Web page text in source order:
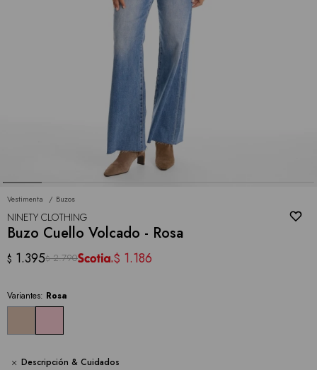
Vestimenta Buzos
NINETY CLOTHING
Buzo Cuello Volcado - Rosa
$ 1.395$ 2.790 $ 1.186
Variantes: Rosa
Descripción & Cuidados